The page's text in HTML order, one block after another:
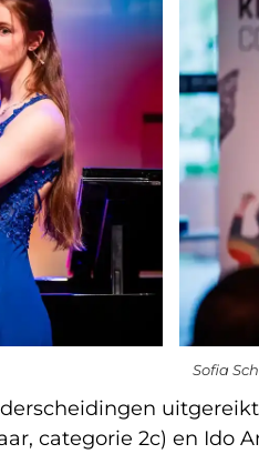
Sofia
categorie 2c) en Ido